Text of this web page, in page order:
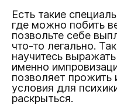
Есть такие
где можно побить
позвольте себе
что-то легально.
научитесь
именно
позволяет прожить
условия для
раскрыться.